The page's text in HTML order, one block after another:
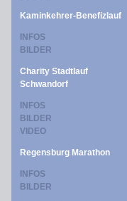
Kaminkehrer-Benefizlauf
INFOS
BILDER
Charity Stadtlauf
Schwandorf
INFOS
BILDER
VIDEO
Regensburg Marathon
INFOS
BILDER